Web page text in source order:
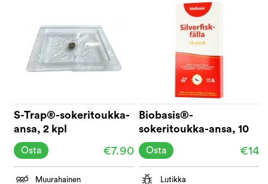
S-Trap®-sokeritoukka-
ansa, 2 kpl
€7.90
Osta
Biobasis®-
sokeritoukka-ansa, 10
kpl
€14
Osta
Muurahainen Lutikka